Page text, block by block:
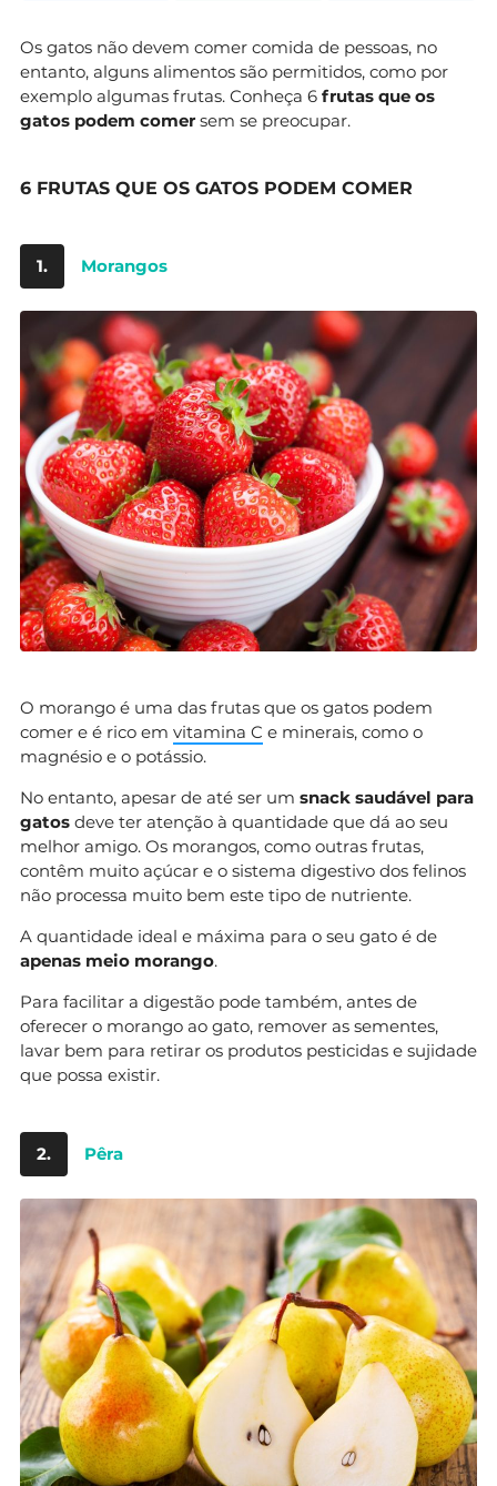
Os gatos não devem comer comida de pessoas, no
entanto, alguns alimentos são permitidos, como por
exemplo algumas frutas. Conheça 6 frutas que os
gatos podem comer sem se preocupar.
6 FRUTAS QUE OS GATOS PODEM COMER
1. Morangos
O morango é uma das frutas que os gatos podem
comer e é rico em vitamina C e minerais, como o
magnésio e o potássio.
No entanto, apesar de até ser um snack saudável para
gatos deve ter atenção à quantidade que dá ao seu
melhor amigo. Os morangos, como outras frutas,
contêm muito açúcar e o sistema digestivo dos felinos
não processa muito bem este tipo de nutriente.
A quantidade ideal e máxima para o seu gato é de
apenas meio morango.
Para facilitar a digestão pode também, antes de
oferecer o morango ao gato, remover as sementes,
lavar bem para retirar os produtos pesticidas e sujidade
que possa existir.
2. Pêra